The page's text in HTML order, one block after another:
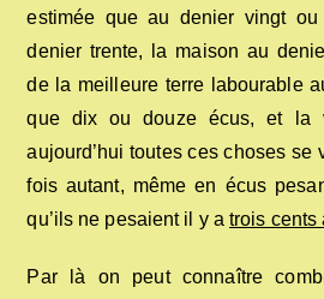
estimée que au denier vingt
denier trente, la maison au
de la meilleure terre labourable
que dix ou douze écus, et la
aujourd’hui toutes ces choses se
fois autant, même en écus
qu’ils ne pesaient il y atrois cents
Par là on peut connaître